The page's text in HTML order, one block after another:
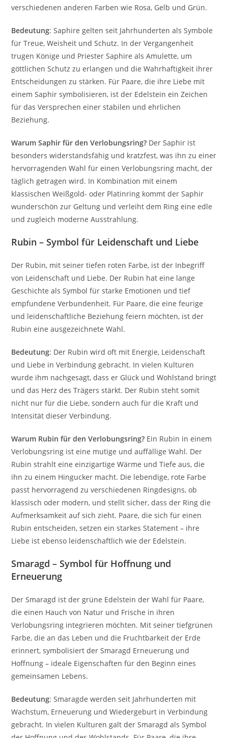
verschiedenen anderen Farben wie Rosa, Gelb und Grün.
Bedeutung: Saphire gelten seit Jahrhunderten als Symbole
für Treue, Weisheit und Schutz. In der Vergangenheit
trugen Könige und Priester Saphire als Amulette, um
göttlichen Schutz zu erlangen und die Wahrhaftigkeit ihrer
Entscheidungen zu stärken. Für Paare, die ihre Liebe mit
einem Saphir symbolisieren, ist der Edelstein ein Zeichen
für das Versprechen einer stabilen und ehrlichen
Beziehung.
Warum Saphir für den Verlobungsring? Der Saphir ist
besonders widerstandsfähig und kratzfest, was ihn zu einer
hervorragenden Wahl für einen Verlobungsring macht, der
täglich getragen wird. In Kombination mit einem
klassischen Weißgold- oder Platinring kommt der Saphir
wunderschön zur Geltung und verleiht dem Ring eine edle
und zugleich moderne Ausstrahlung.
Rubin – Symbol für Leidenschaft und Liebe
Der Rubin, mit seiner tiefen roten Farbe, ist der Inbegriff
von Leidenschaft und Liebe. Der Rubin hat eine lange
Geschichte als Symbol für starke Emotionen und tief
empfundene Verbundenheit. Für Paare, die eine feurige
und leidenschaftliche Beziehung feiern möchten, ist der
Rubin eine ausgezeichnete Wahl.
Bedeutung: Der Rubin wird oft mit Energie, Leidenschaft
und Liebe in Verbindung gebracht. In vielen Kulturen
wurde ihm nachgesagt, dass er Glück und Wohlstand bringt
und das Herz des Trägers stärkt. Der Rubin steht somit
nicht nur für die Liebe, sondern auch für die Kraft und
Intensität dieser Verbindung.
Warum Rubin für den Verlobungsring? Ein Rubin in einem
Verlobungsring ist eine mutige und auffällige Wahl. Der
Rubin strahlt eine einzigartige Wärme und Tiefe aus, die
ihn zu einem Hingucker macht. Die lebendige, rote Farbe
passt hervorragend zu verschiedenen Ringdesigns, ob
klassisch oder modern, und stellt sicher, dass der Ring die
Aufmerksamkeit auf sich zieht. Paare, die sich für einen
Rubin entscheiden, setzen ein starkes Statement – ihre
Liebe ist ebenso leidenschaftlich wie der Edelstein.
Smaragd – Symbol für Hoffnung und
Erneuerung
Der Smaragd ist der grüne Edelstein der Wahl für Paare,
die einen Hauch von Natur und Frische in ihren
Verlobungsring integrieren möchten. Mit seiner tiefgrünen
Farbe, die an das Leben und die Fruchtbarkeit der Erde
erinnert, symbolisiert der Smaragd Erneuerung und
Hoffnung – ideale Eigenschaften für den Beginn eines
gemeinsamen Lebens.
Bedeutung: Smaragde werden seit Jahrhunderten mit
Wachstum, Erneuerung und Wiedergeburt in Verbindung
gebracht. In vielen Kulturen galt der Smaragd als Symbol